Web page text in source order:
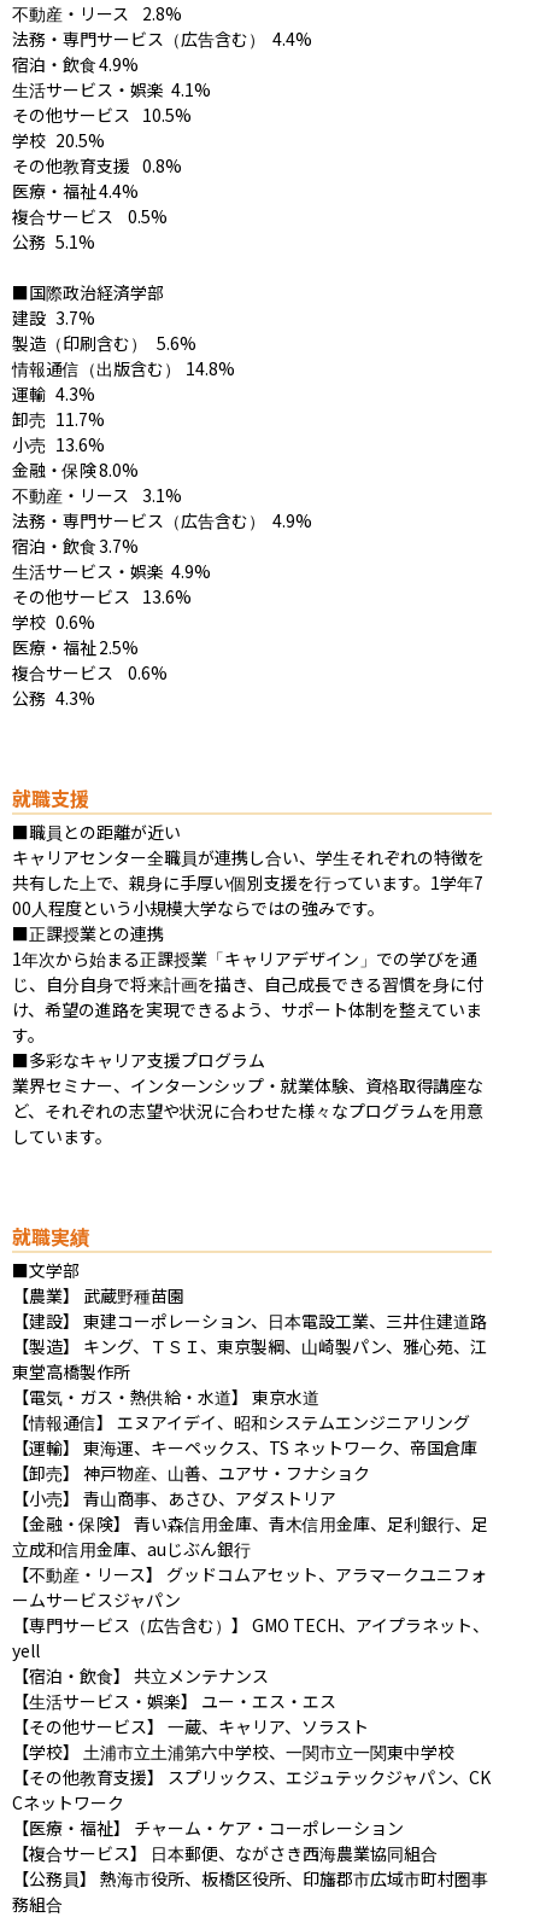
不動産・リース	2.8%
法務・専門サービス（広告含む）	4.4%
宿泊・飲食	4.9%
生活サービス・娯楽	4.1%
その他サービス	10.5%
学校	20.5%
その他教育支援	0.8%
医療・福祉	4.4%
複合サービス	0.5%
公務	5.1%
■国際政治経済学部
建設	3.7%
製造（印刷含む）	5.6%
情報通信（出版含む）	14.8%
運輸	4.3%
卸売	11.7%
小売	13.6%
金融・保険	8.0%
不動産・リース	3.1%
法務・専門サービス（広告含む）	4.9%
宿泊・飲食	3.7%
生活サービス・娯楽	4.9%
その他サービス	13.6%
学校	0.6%
医療・福祉	2.5%
複合サービス	0.6%
公務	4.3%
就職支援
■職員との距離が近い
キャリアセンター全職員が連携し合い、学生それぞれの特徴を
共有した上で、親身に手厚い個別支援を行っています。1学年7
00人程度という小規模大学ならではの強みです。
■正課授業との連携
1年次から始まる正課授業「キャリアデザイン」での学びを通
じ、自分自身で将来計画を描き、自己成長できる習慣を身に付
け、希望の進路を実現できるよう、サポート体制を整えていま
す。
■多彩なキャリア支援プログラム
業界セミナー、インターンシップ・就業体験、資格取得講座な
ど、それぞれの志望や状況に合わせた様々なプログラムを用意
しています。
就職実績
■文学部
【農業】 武蔵野種苗園
【建設】 東建コーポレーション、日本電設工業、三井住建道路
【製造】 キング、ＴＳＩ、東京製綱、山崎製パン、雅心苑、江
東堂高橋製作所
【電気・ガス・熱供給・水道】 東京水道
【情報通信】 エヌアイデイ、昭和システムエンジニアリング
【運輸】 東海運、キーペックス、TS ネットワーク、帝国倉庫
【卸売】 神戸物産、山善、ユアサ・フナショク
【小売】 青山商事、あさひ、アダストリア
【金融・保険】 青い森信用金庫、青木信用金庫、足利銀行、足
立成和信用金庫、auじぶん銀行
【不動産・リース】 グッドコムアセット、アラマークユニフォ
ームサービスジャパン
【専門サービス（広告含む）】 GMO TECH、アイプラネット、
yell
【宿泊・飲食】 共立メンテナンス
【生活サービス・娯楽】 ユー・エス・エス
【その他サービス】 一蔵、キャリア、ソラスト
【学校】 土浦市立土浦第六中学校、一関市立一関東中学校
【その他教育支援】 スプリックス、エジュテックジャパン、CK
Cネットワーク
【医療・福祉】 チャーム・ケア・コーポレーション
【複合サービス】 日本郵便、ながさき西海農業協同組合
【公務員】 熱海市役所、板橋区役所、印旛郡市広域市町村圏事
務組合